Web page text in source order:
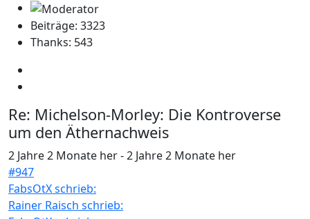
Beiträge: 3323
Thanks: 543
Re: Michelson-Morley: Die Kontroverse
um den Äthernachweis
2 Jahre 2 Monate her-2 Jahre 2 Monate her
#947
FabsOtX schrieb:
Rainer Raisch schrieb: